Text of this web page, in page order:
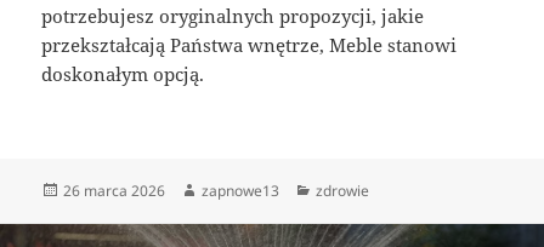
potrzebujesz oryginalnych propozycji, jakie
przekształcają Państwa wnętrze, Meble stanowi
doskonałym opcją.
Data
26 marca 2026 Autor
zapnowe13 Kategorie
zdrowie
Nawigacja